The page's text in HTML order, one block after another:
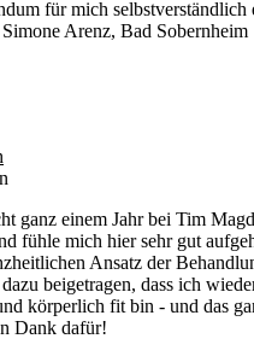
für mich selbstverständlich
Arenz, Bad Sobernheim
ganz einem Jahr bei Tim
fühle mich hier sehr gut
Ansatz der
beigetragen, dass ich
körperlich fit bin - und das
Dank dafür!